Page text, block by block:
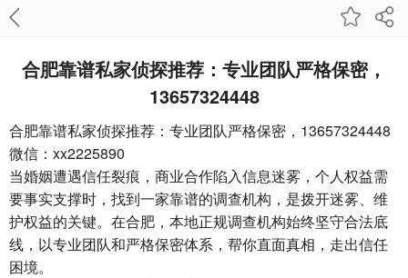
合肥靠谱私家侦探推荐：专业团队严格保密，
13657324448
合肥靠谱私家侦探推荐：专业团队严格保密，13657324448
微信：xx2225890
当婚姻遭遇信任裂痕，商业合作陷入信息迷雾，个人权益需
要事实支撑时，找到一家靠谱的调查机构，是拨开迷雾、维
护权益的关键。在合肥，本地正规调查机构始终坚守合法底
线，以专业团队和严格保密体系，帮你直面真相，走出信任
困境。